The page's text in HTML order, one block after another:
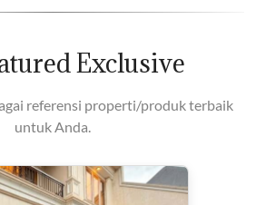
Exclusive
referensi properti/produk terbaik
untuk Anda.